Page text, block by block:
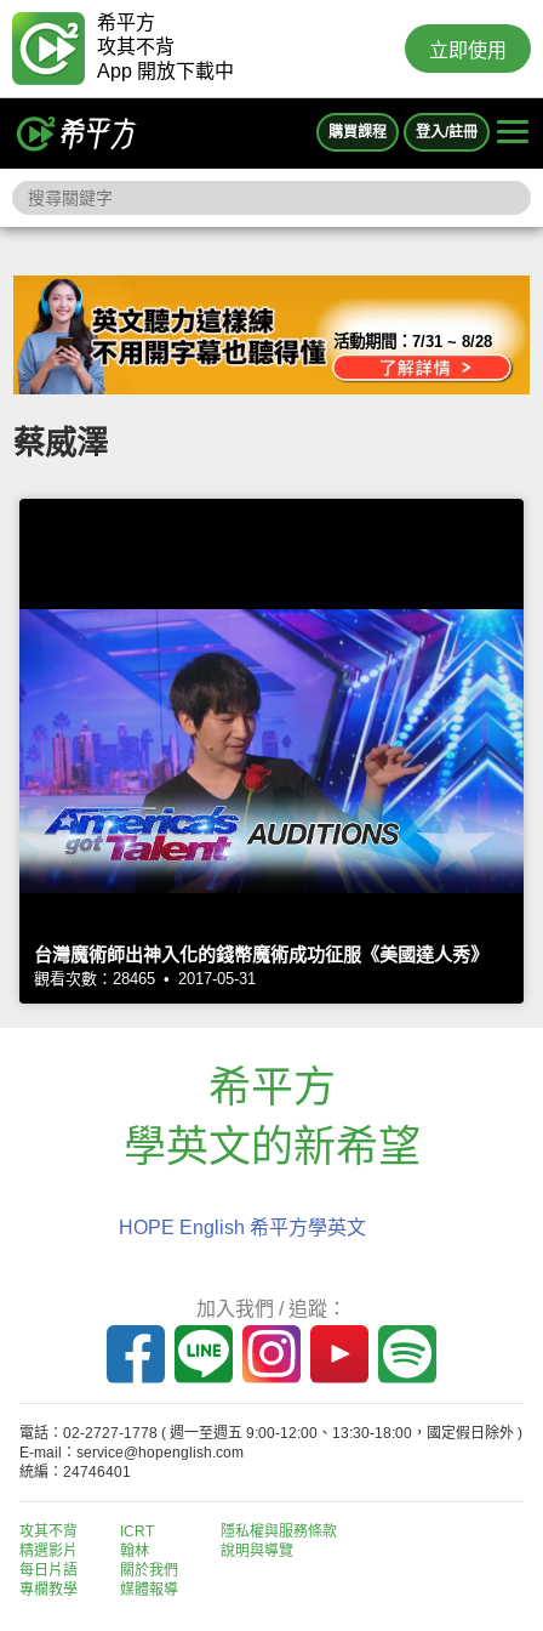
希平方
攻其不背
App 開放下載中
立即使用
購買課程 登入/註冊
活動期間：7/31 ~ 8/28
蔡威澤
台灣魔術師出神入化的錢幣魔術成功征服《美國達人秀》
觀看次數：28465 • 2017-05-31
希平方
學英文的新希望
HOPE English 希平方學英文
加入我們 / 追蹤：
電話：02-2727-1778 ( 週一至週五 9:00-12:00、13:30-18:00，國定假日除外 )
E-mail：service@hopenglish.com
統編：24746401
攻其不背
精選影片
每日片語
專欄教學
ICRT
翰林
關於我們
媒體報導
隱私權與服務條款
說明與導覽